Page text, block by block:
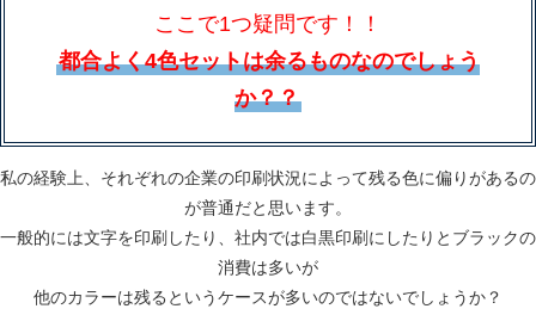
ここで1つ疑問です！！
都合よく4色セットは余るものなのでしょう
か？？
私の経験上、それぞれの企業の印刷状況によって残る色に偏りがあるの
が普通だと思います。
一般的には文字を印刷したり、社内では白黒印刷にしたりとブラックの
消費は多いが
他のカラーは残るというケースが多いのではないでしょうか？